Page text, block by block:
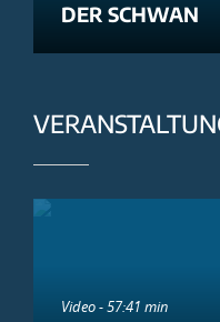
DER SCHWAN
Video - 57:41 min